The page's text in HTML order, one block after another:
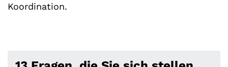
Koordination.